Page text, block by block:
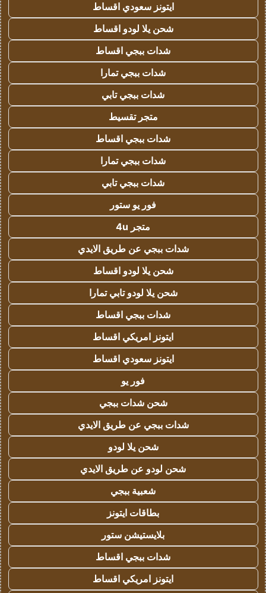
ايتونز سعودي اقساط
شحن يلا لودو اقساط
شدات ببجي اقساط
شدات ببجي تمارا
شدات ببجي تابي
متجر تقسيط
شدات ببجي اقساط
شدات ببجي تمارا
شدات ببجي تابي
فور يو ستور
متجر 4u
شدات ببجي عن طريق الايدي
شحن يلا لودو اقساط
شحن يلا لودو تابي تمارا
شدات ببجي اقساط
ايتونز امريكي اقساط
ايتونز سعودي اقساط
فور يو
شحن شدات ببجي
شدات ببجي عن طريق الايدي
شحن يلا لودو
شحن لودو عن طريق الايدي
شعبية ببجي
بطاقات ايتونز
بلايستيشن ستور
شدات ببجي اقساط
ايتونز امريكي اقساط